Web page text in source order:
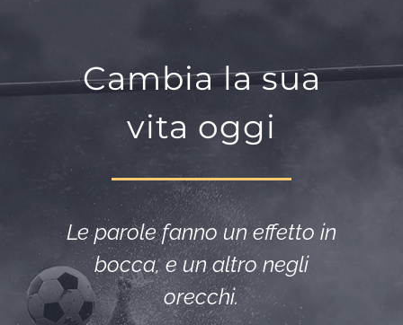
Cambia la sua
vita oggi
Le parole fanno un effetto in
bocca, e un altro negli
orecchi.